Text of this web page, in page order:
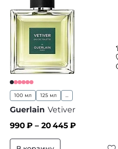
100 мл 125 мл ...
Guerlain Vetiver
990₽ – 20 445 ₽